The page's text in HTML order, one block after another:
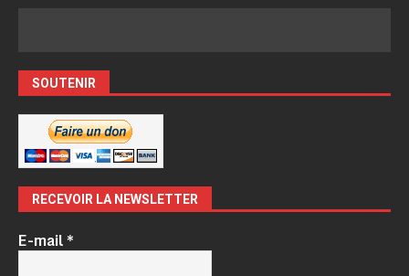
SOUTENIR
RECEVOIR LA NEWSLETTER
E-mail*